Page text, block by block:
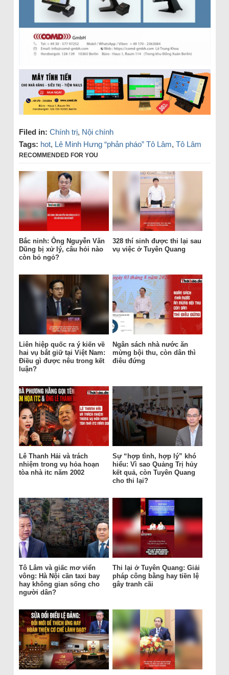
Filed in: Chính trị, Nội chính
Tags: hot, Lê Minh Hưng “phản pháo” Tô Lâm, Tô Lâm
RECOMMENDED FOR YOU
Bắc ninh: Ông Nguyễn Văn
Dũng bị xử lý, câu hỏi nào
còn bỏ ngỏ?
328 thí sinh được thi lại sau
vụ việc ở Tuyên Quang
Liên hiệp quốc ra ý kiến về
hai vụ bắt giữ tại Việt Nam:
Điều gì được nêu trong kết
luận?
Ngân sách nhà nước ăn
mừng bội thu, còn dân thì
điêu đứng
Lê Thanh Hải và trách
nhiệm trong vụ hỏa hoạn
tòa nhà itc năm 2002
Sự “hợp tình, hợp lý” khó
hiểu: Vì sao Quảng Trị hủy
kết quả, còn Tuyên Quang
cho thi lại?
Tô Lâm và giấc mơ viển
vông: Hà Nội cần taxi bay
hay không gian sống cho
người dân?
Thi lại ở Tuyên Quang: Giải
pháp công bằng hay tiền lệ
gây tranh cãi